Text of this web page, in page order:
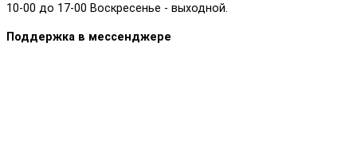
10-00 до 17-00 Воскресенье - выходной.
Поддержка в мессенджере